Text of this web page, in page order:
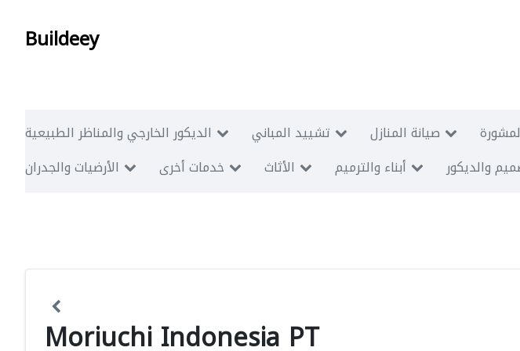
Buildeey
الديكور الخارجي والمناظر الطبيعية تشييد المباني صيانة المنازل
الأرضيات والجدران
خدمات أخرى الأثاث أبناء والترميم والديكور
Moriuchi Indonesia PT